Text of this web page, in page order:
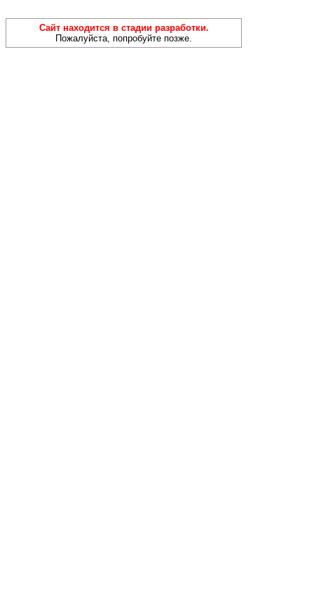
Сайт находится в стадии разработки.
Пожалуйста, попробуйте позже.